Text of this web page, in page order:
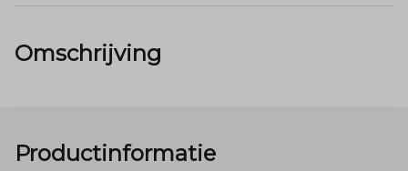
Omschrijving
Productinformatie